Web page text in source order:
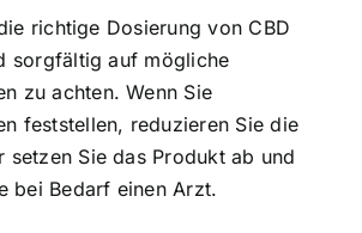
richtige Dosierung von CBD
sorgfältig auf mögliche
zu achten. Wenn Sie
feststellen, reduzieren Sie die
setzen Sie das Produkt ab und
bei Bedarf einen Arzt.